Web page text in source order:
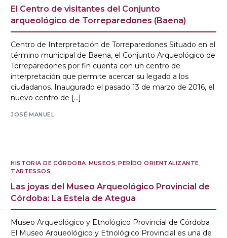
El Centro de visitantes del Conjunto
arqueológico de Torreparedones (Baena)
Centro de Interpretación de Torreparedones Situado en el
término municipal de Baena, el Conjunto Arqueológico de
Torreparedones por fin cuenta con un centro de
interpretación que permite acercar su legado a los
ciudadanos. Inaugurado el pasado 13 de marzo de 2016, el
nuevo centro de […]
JOSÉ MANUEL
HISTORIA DE CÓRDOBA MUSEOS ,PERÍDO ORIENTALIZANTE
TARTESSOS
Las joyas del Museo Arqueológico Provincial de
Córdoba: La Estela de Ategua
Museo Arqueológico y Etnológico Provincial de Córdoba
El Museo Arqueológico y Etnológico Provincial es una de